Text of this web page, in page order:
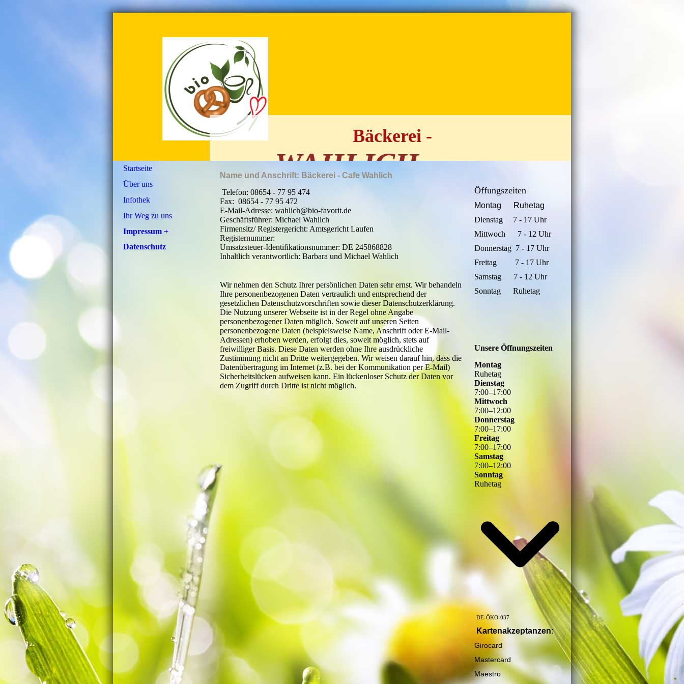
Bäckerei -
Café
WAHLICH
Startseite
Über uns
Infothek
Ihr Weg zu uns
Impressum +
Datenschutz
Name und Anschrift: Bäckerei - Cafe Wahlich
Telefon: 08654 - 77 95 474
Fax: 08654 - 77 95 472
E-Mail-Adresse: wahlich@bio-favorit.de
Geschäftsführer: Michael Wahlich
Firmensitz/ Registergericht: Amtsgericht Laufen
Registernummer:
Umsatzsteuer-Identifikationsnummer: DE 245868828
Inhaltlich verantwortlich: Barbara und Michael Wahlich
Wir nehmen den Schutz Ihrer persönlichen Daten sehr ernst. Wir behandeln
Ihre personenbezogenen Daten vertraulich und entsprechend der
gesetzlichen Datenschutzvorschriften sowie dieser Datenschutzerklärung.
Die Nutzung unserer Webseite ist in der Regel ohne Angabe
personenbezogener Daten möglich. Soweit auf unseren Seiten
personenbezogene Daten (beispielsweise Name, Anschrift oder E-Mail-
Adressen) erhoben werden, erfolgt dies, soweit möglich, stets auf
freiwilliger Basis. Diese Daten werden ohne Ihre ausdrückliche
Zustimmung nicht an Dritte weitergegeben. Wir weisen darauf hin, dass die
Datenübertragung im Internet (z.B. bei der Kommunikation per E-Mail)
Sicherheitslücken aufweisen kann. Ein lückenloser Schutz der Daten vor
dem Zugriff durch Dritte ist nicht möglich.
Öffungszeiten
Montag Ruhetag
Dienstag 7 - 17 Uhr
Mittwoch 7 - 12 Uhr
Donnerstag 7 - 17 Uhr
Freitag 7 - 17 Uhr
Samstag 7 - 12 Uhr
Sonntag Ruhetag
Unsere Öffnungszeiten
Montag
Ruhetag
Dienstag
7:00–17:00
Mittwoch
7:00–12:00
Donnerstag
7:00–17:00
Freitag
7:00–17:00
Samstag
7:00–12:00
Sonntag
Ruhetag
DE-ÖKO-037
Kartenakzeptanzen:
Girocard
Mastercard
Maestro